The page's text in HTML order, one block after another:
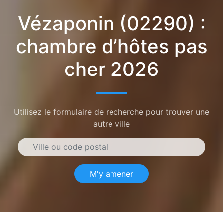
Vézaponin (02290) :
chambre d’hôtes pas
cher 2026
Utilisez le formulaire de recherche pour trouver une
autre ville
M'y amener